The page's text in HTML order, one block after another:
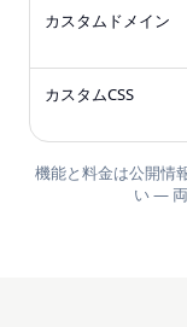
カスタムドメイン
カスタムCSS
機能と料金は公開情
い —